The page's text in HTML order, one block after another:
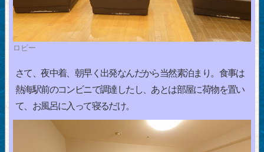
ロビー
さて、夜中着、朝早く出発なんだから当然素泊まり。食事は
熱海駅前のコンビニで調達したし、あとは部屋に荷物を置い
て、お風呂に入って寝るだけ。